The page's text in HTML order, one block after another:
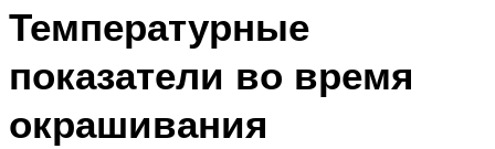
Температурные
показатели во время
окрашивания